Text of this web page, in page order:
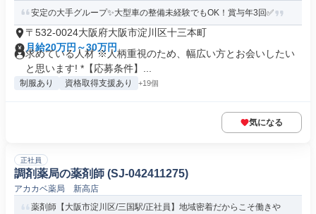
安定の大手グループ✨大型車の整備未経験でもOK！賞与年3回✅
〒532-0024大阪府大阪市淀川区十三本町
月給20万円～30万円
求めている人材 ※人柄重視のため、幅広い方とお会いしたい
と思います! *【応募条件】...
制服あり 資格取得支援あり +19個
気になる
正社員
調剤薬局の薬剤師 (SJ-042411275)
アカカベ薬局 新高店
薬剤師【大阪市淀川区/三国駅/正社員】地域密着だからこそ働きや